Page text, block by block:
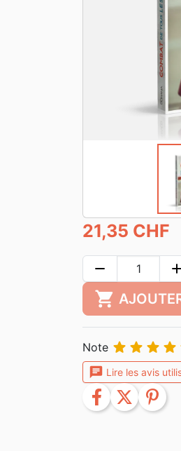
21,35 CHF
remove add
shopping_cart
Note    
chat Lire les avis
facebook twitter pinterest